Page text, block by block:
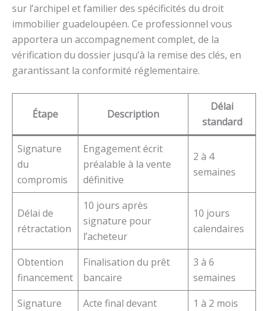
sur l’archipel et familier des spécificités du droit
immobilier guadeloupéen. Ce professionnel vous
apportera un accompagnement complet, de la
vérification du dossier jusqu’à la remise des clés, en
garantissant la conformité réglementaire.
Étape Description
Délai
standard
Signature
du
compromis
Engagement écrit
préalable à la vente
définitive
2 à 4
semaines
Délai de
rétractation
10 jours après
signature pour
l’acheteur
10 jours
calendaires
Obtention
financement
Finalisation du prêt
bancaire
3 à 6
semaines
Signature
Acte final devant
1 à 2 mois